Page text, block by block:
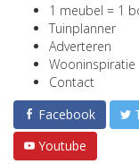
1 meubel = 1
Tuinplanner
Adverteren
Wooninspiratie
Contact
Facebook
Youtube